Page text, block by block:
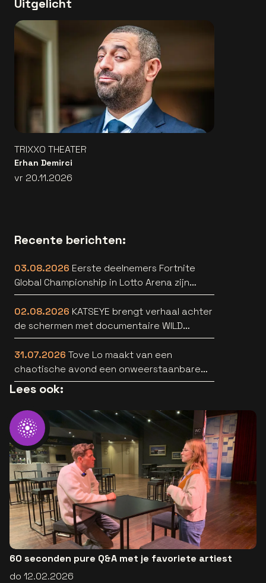
Uitgelicht
TRIXXO THEATER
Erhan Demirci
vr 20.11.2026
Recente berichten:
03.08.2026 Eerste deelnemers Fortnite
Global Championship in Lotto Arena zijn
bekend
02.08.2026 KATSEYE brengt verhaal achter
de schermen met documentaire WILD
HEARTS [trailer]
31.07.2026 Tove Lo maakt van een
chaotische avond een onweerstaanbare
popsong
Lees ook:
60 seconden pure Q&A met je favoriete artiest
do 12.02.2026